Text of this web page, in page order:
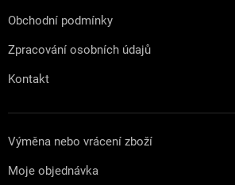
Obchodní podmínky
Zpracování osobních údajů
Kontakt
Výměna nebo vrácení zboží
Moje objednávka